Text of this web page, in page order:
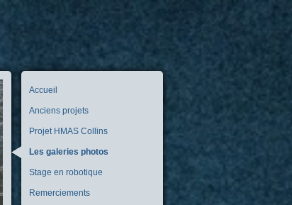
Accueil
Anciens projets
Projet HMAS Collins
Les galeries photos
Stage en robotique
Remerciements